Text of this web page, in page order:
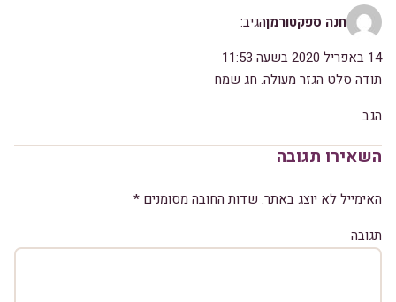
חנה ספקטורמןהגיב:
14 באפריל 2020 בשעה 11:53
תודה סלט הגזר מעולה. חג שמח
הגב
השאירו תגובה
האימייל לא יוצג באתר. שדות החובה מסומנים *
תגובה